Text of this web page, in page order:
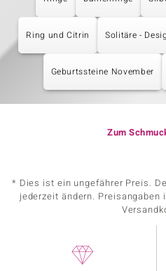
Ring und Citrin Solitäre -
Geburtssteine November
Zum
* Dies ist ein ungefährer Preis.
jederzeit ändern. Preisangaben